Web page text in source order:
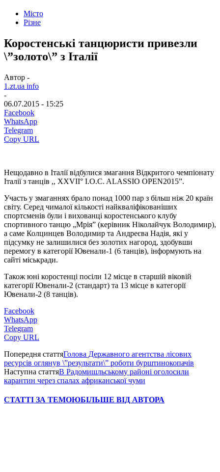
Місто
Різне
Коростенські танцюристи привезли
\”золото\” з Італії
Автор -
1.zt.ua info
-
06.07.2015 - 15:25
Facebook
WhatsApp
Telegram
Copy URL
Нещодавно в Італії відбулися змагання Відкритого чемпіонату
Італії з танців ,, XXVII° I.O.C. ALASSIO OPEN2015”.
Участь у змаганнях брало понад 1000 пар з більш ніж 20 країн
світу. Серед чималої кількості найкваліфікованіших
спортсменів були і вихованці коростенського клубу
спортивного танцю „Мрія” (керівник Ніколайчук Володимир),
а саме Колцинцев Володимир та Андреєва Надія, які у
підсумку не залишилися без золотих нагород, здобувши
перемогу в категорії Ювенали-1 (6 танців), інформують на
сайті міськради.
Також юні коростенці посіли 12 місце в старшій віковій
категорії Ювенали-2 (стандарт) та 13 місце в категорії
Ювенали-2 (8 танців).
Facebook
WhatsApp
Telegram
Copy URL
Попередня статтяГолова Державного агентства лісових
ресурсів оглянув \”результати\” роботи бурштинокопачів
Наступна статтяВ Радомишльському районі оголосили
карантин через спалах африканської чуми
СТАТТІ ЗА ТЕМОЮБІЛЬШЕ ВІД АВТОРА